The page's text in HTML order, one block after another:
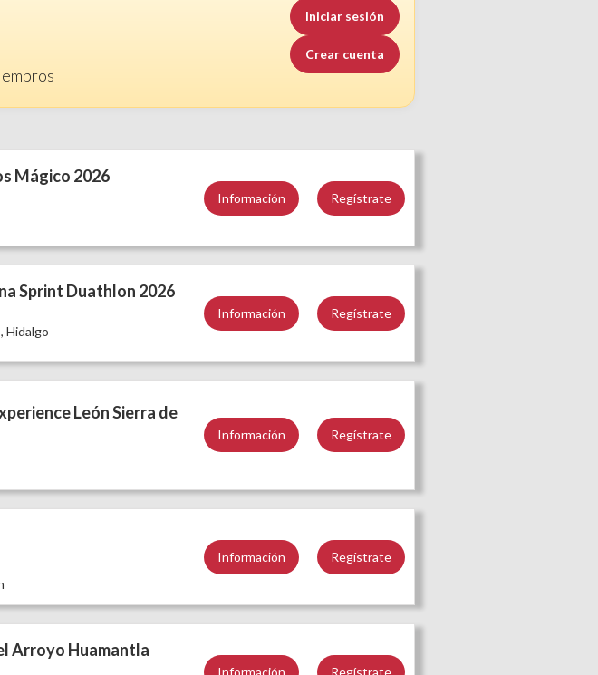
Iniciar sesión
Crear cuenta
Mágico 2026
Información Regístrate
Sprint Duathlon 2026
, Hidalgo
Información Regístrate
León Sierra de
Información Regístrate
Información Regístrate
Arroyo Huamantla
Información Regístrate